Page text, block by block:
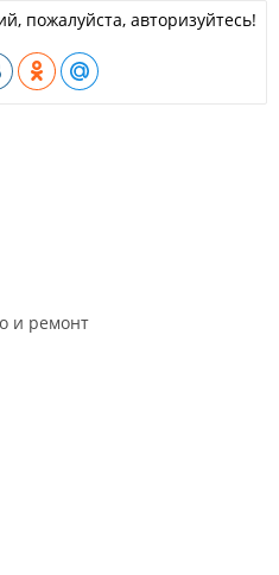
пожалуйста, авторизуйтесь!
и ремонт